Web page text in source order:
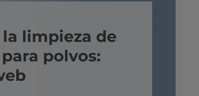
limpieza de
polvos: